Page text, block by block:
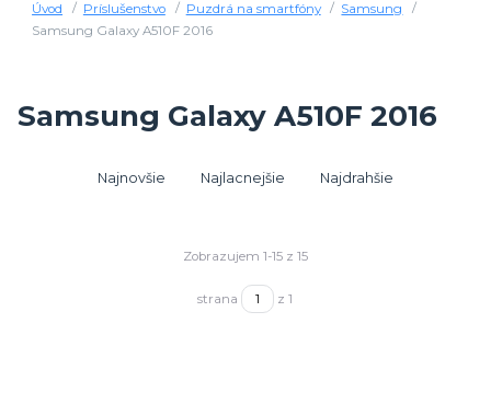
Úvod Príslušenstvo Puzdrá na smartfóny
Samsung
Samsung Galaxy A510F 2016
Samsung Galaxy A510F 2016
Najnovšie Najlacnejšie Najdrahšie
Zobrazujem 1-15 z 15
strana z 1